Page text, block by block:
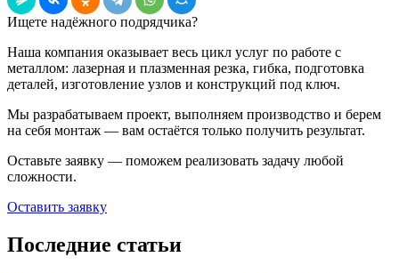
Ищете надёжного подрядчика?
Наша компания оказывает весь цикл услуг по работе с
металлом: лазерная и плазменная резка, гибка, подготовка
деталей, изготовление узлов и конструкций под ключ.
Мы разрабатываем проект, выполняем производство и берем
на себя монтаж — вам остаётся только получить результат.
Оставьте заявку — поможем реализовать задачу любой
сложности.
Оставить заявку
Последние статьи